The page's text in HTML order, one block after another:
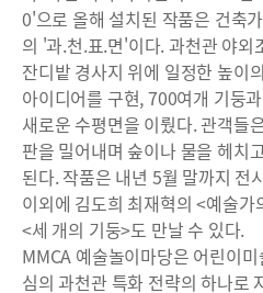
0'으로 올해 설치된 작품은 건축
의 '과.천.표.면'이다. 과천관 야외
잔디밭 경사지 위에 일정한 높이
아이디어를 구현, 700여개 기둥
새로운 수평면을 이뤘다. 관객들
판을 밀어내며 숲이나 물을 헤치
된다. 작품은 내년 5월 말까지 전
이외에 김도희 최재혁의 <예술
<세 개의 기둥>도 만날 수 있다.
MMCA 예술놀이마당은 어린이
심의 과천관 특화 전략의 하나로